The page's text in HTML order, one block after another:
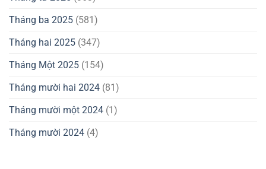
Tháng ba 2025 (581)
Tháng hai 2025 (347)
Tháng Một 2025 (154)
Tháng mười hai 2024 (81)
Tháng mười một 2024 (1)
Tháng mười 2024 (4)